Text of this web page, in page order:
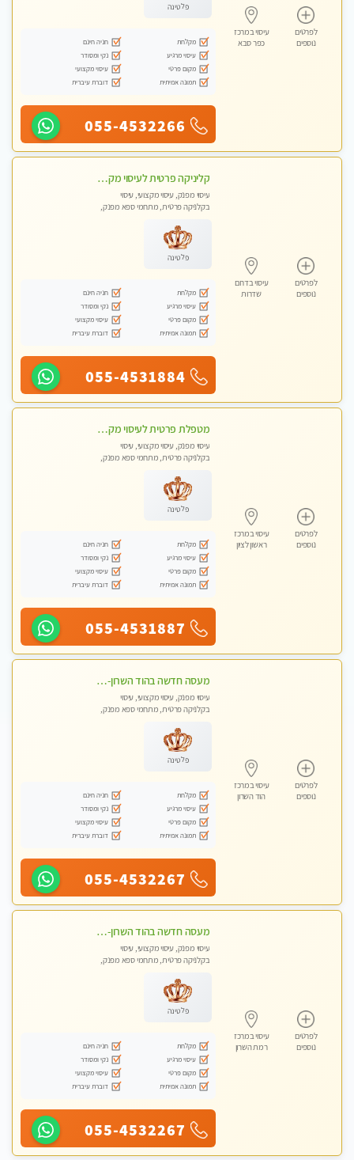
לפרטים
נוספים
עיסוי במרכז
כפר סבא
פלטינה
מקלחת
חניה חינם
עיסוי מרגיע
נקי ומסודר
מקום פרטי
עיסוי מקצועי
תמונה אמיתית
דוברת עיברית
055-4532266
לפרטים
נוספים
עיסוי בדרום
שדרות
קליניקה פרטית לעיסוי מקצועי ואלטרנטיבי ברמה גבוהה VIP תתקשר ..... highly recommended..new in the city
עיסוי מפנק, עיסוי מקצועי, עיסוי
בקלניקה פרטית, מתחמי ספא מפנק,
פלטינה
מקלחת
חניה חינם
עיסוי מרגיע
נקי ומסודר
מקום פרטי
עיסוי מקצועי
תמונה אמיתית
דוברת עיברית
055-4531884
לפרטים
נוספים
עיסוי במרכז
ראשון לציון
מטפלת פרטית לעיסוי מקצועי מפנק פרטי מאוד ללא מין !!!
עיסוי מפנק, עיסוי מקצועי, עיסוי
בקלניקה פרטית, מתחמי ספא מפנק,
פלטינה
מקלחת
חניה חינם
עיסוי מרגיע
נקי ומסודר
מקום פרטי
עיסוי מקצועי
תמונה אמיתית
דוברת עיברית
055-4531887
לפרטים
נוספים
עיסוי במרכז
הוד השרון
מעסה חדשה בהוד השרון-מוזמן לחוויה בלתי נשכחת!!!עיסוי מפנק ביותר במקום פרטי לחלוטין
עיסוי מפנק, עיסוי מקצועי, עיסוי
בקלניקה פרטית, מתחמי ספא מפנק,
פלטינה
מקלחת
חניה חינם
עיסוי מרגיע
נקי ומסודר
מקום פרטי
עיסוי מקצועי
תמונה אמיתית
דוברת עיברית
055-4532267
לפרטים
נוספים
עיסוי במרכז
רמת השרון
מעסה חדשה בהוד השרון-מוזמן לחוויה בלתי נשכחת!!!עיסוי מפנק ביותר במקום פרטי לחלוטין
עיסוי מפנק, עיסוי מקצועי, עיסוי
בקלניקה פרטית, מתחמי ספא מפנק,
פלטינה
מקלחת
חניה חינם
עיסוי מרגיע
נקי ומסודר
מקום פרטי
עיסוי מקצועי
תמונה אמיתית
דוברת עיברית
055-4532267